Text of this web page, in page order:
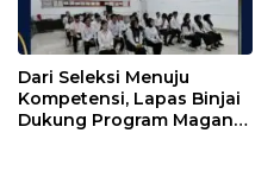
Dari Seleksi Menuju
Kompetensi, Lapas Binjai
Dukung Program Magang